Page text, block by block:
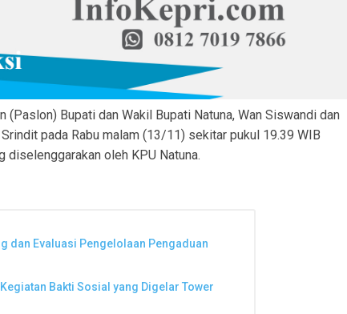
(Paslon) Bupati dan Wakil Bupati Natuna, Wan Siswandi dan
pada Rabu malam (13/11) sekitar pukul 19.39 WIB
diselenggarakan oleh KPU Natuna.
dan Evaluasi Pengelolaan Pengaduan
Bakti Sosial yang Digelar Tower